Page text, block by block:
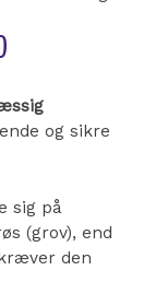
og sikre
sig på
(grov), end
den